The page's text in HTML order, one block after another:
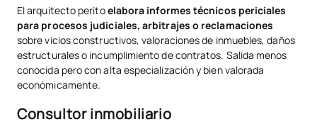
El arquitecto peritoelabora informes técnicos periciales
para procesos judiciales, arbitrajes o reclamaciones
sobre vicios constructivos, valoraciones de inmuebles, daños
estructurales o incumplimiento de contratos. Salida menos
conocida pero con alta especialización y bien valorada
económicamente.
Consultor inmobiliario